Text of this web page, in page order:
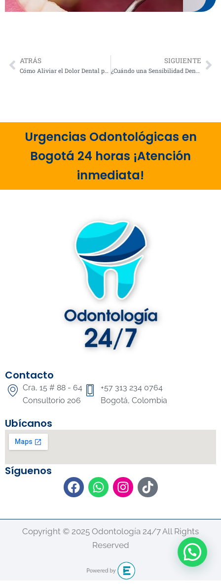
Prev
ATRÁS
Cómo Aliviar el Dolor Dental por Caries Antes de la Consulta de Urgencias
SIGUIENTE
¿Cuándo una Sensibilidad Dental Extrema Puede Convertirse en una Emergencia?
Urgencias Odontológicas en
Bogotá 24 horas ¡Atención
inmediata!
Contacto
Cra, 15 # 88 - 64
Consultorio 206
+57 313 234 0764
Bogotá, Colombia
Ubícanos
Síguenos
F
a
e
b
W
h
t
s
a
p
I
n
t
a
g
a
T
i
t
o
Copyright © 2025 Odontología 24/7 All Rights
Reserved